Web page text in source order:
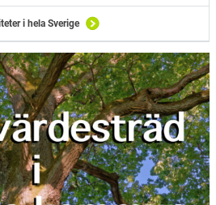
i hela Sverige